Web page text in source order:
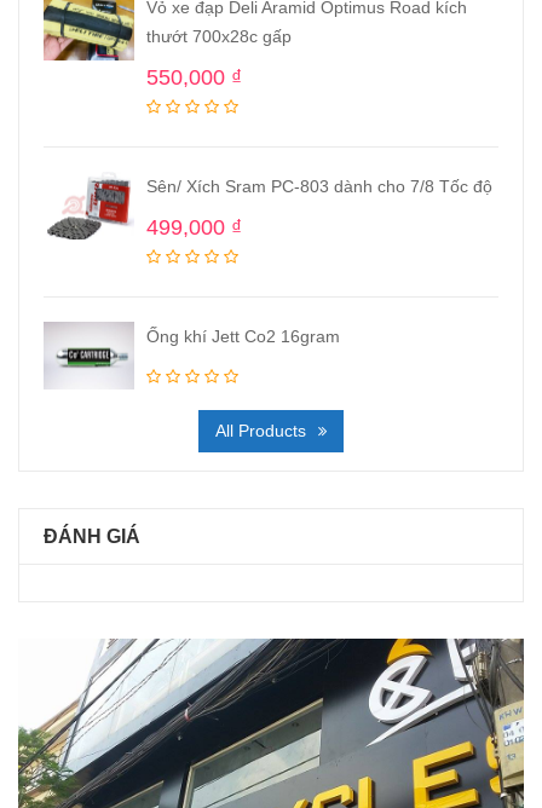
Vỏ xe đạp Deli Aramid Optimus Road kích
thướt 700x28c gấp
550,000 ₫
Sên/ Xích Sram PC-803 dành cho 7/8 Tốc độ
499,000 ₫
Ống khí Jett Co2 16gram
All Products
ĐÁNH GIÁ